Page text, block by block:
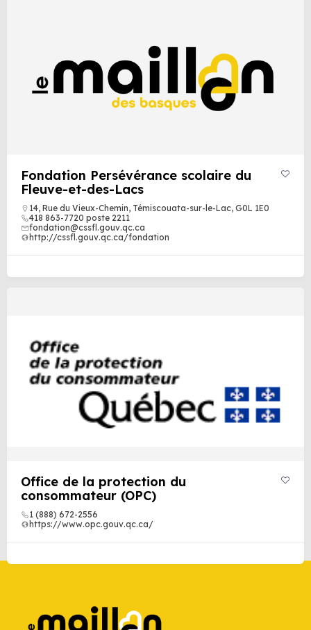
Fondation Persévérance scolaire du
Fleuve-et-des-Lacs
14, Rue du Vieux-Chemin, Témiscouata-sur-le-Lac, G0L 1E0
418 863-7720 poste 2211
fondation@cssfl.gouv.qc.ca
http://cssfl.gouv.qc.ca/fondation
Office de la protection du
consommateur (OPC)
1 (888) 672-2556
https://www.opc.gouv.qc.ca/